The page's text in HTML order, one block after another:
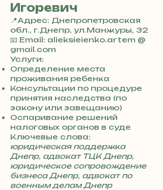
Игоревич
📍Адрес: Днепропетровская
обл., г.Днепр, ул.Манжуры, 32
+
3
8
0
7
3
0
4
8
5
7
8
4
📧 Email: alieksieienko.artem @
gmail.com
Услуги:
Определение места
проживания ребенка
Консультации по процедуре
принятия наследства (по
закону или завещанию)
Оспаривание решений
налоговых органов в суде
Ключевые слова:
юридическая поддержка
Днепр, адвокат ТЦК Днепр,
юридическое сопровождение
бизнеса Днепр, адвокат по
военным делам Днепр